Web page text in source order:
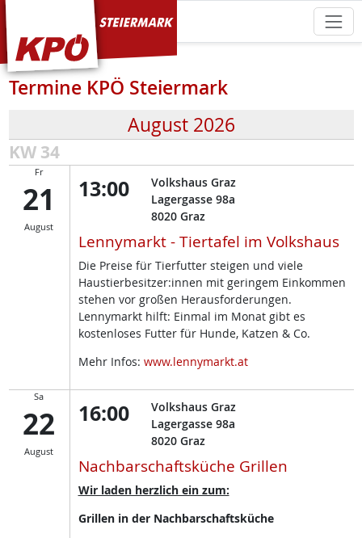
KPÖ Steiermark
Termine KPÖ Steiermark
August 2026
KW 34
Fr
21
August
13:00
Volkshaus Graz
Lagergasse 98a
8020 Graz
Lennymarkt - Tiertafel im Volkshaus
Die Preise für Tierfutter steigen und viele
Haustierbesitzer:innen mit geringem Einkommen
stehen vor großen Herausforderungen.
Lennymarkt hilft: Einmal im Monat gibt es
kostenloses Futter für Hunde, Katzen & Co.
Mehr Infos: www.lennymarkt.at
Sa
22
August
16:00
Volkshaus Graz
Lagergasse 98a
8020 Graz
Nachbarschaftsküche Grillen
Wir laden herzlich ein zum:
Grillen in der Nachbarschaftsküche